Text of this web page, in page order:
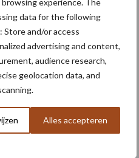
data for the following
Store and/or access
advertising and content,
audience research,
geolocation data, and
Alles accepteren
Partner nieuws
verwachtingen van
voor kouters”
biologische
in volle gang